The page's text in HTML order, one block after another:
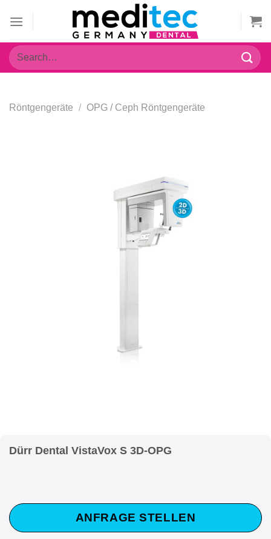
Inhalt
Search
for:
Röntgengeräte / OPG / Ceph Röntgengeräte
Dürr Dental VistaVox S 3D-OPG
ANFRAGE STELLEN